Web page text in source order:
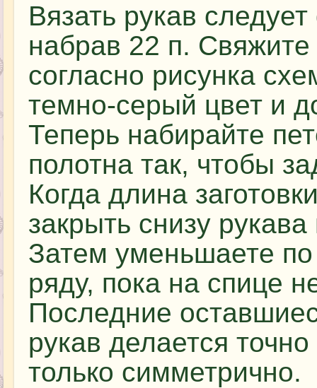
Вязать рукав
набрав 22 п. Свяжите
согласно рисунка
темно-серый цвет и
Теперь набирайте
полотна так, чтобы
Когда длина
закрыть снизу
Затем уменьшаете
ряду, пока на спице
Последние
рукав делается
только симметрично.